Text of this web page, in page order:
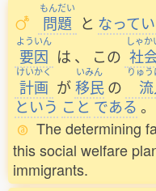
もんだい
問題 と なって
よういん
要因 は 、 この
しゃか
社
けいかく
計画 が
いみん
移民 の
りゅ
という ことである。
The determining
this social welfare
immigrants.